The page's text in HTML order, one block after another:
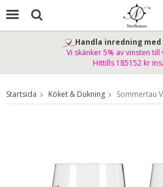
Produkten har blivit tillagd
Handla inredning
Vi skänker 5% av vinsten
Hittills 185152 kr
Startsida Köket & Dukning Sommertau